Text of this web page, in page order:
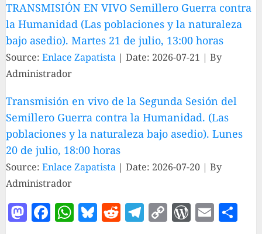
TRANSMISIÓN EN VIVO Semillero Guerra contra
la Humanidad (Las poblaciones y la naturaleza
bajo asedio). Martes 21 de julio, 13:00 horas
Source: Enlace Zapatista Date: 2026-07-21
By
Administrador
Transmisión en vivo de la Segunda Sesión del
Semillero Guerra contra la Humanidad. (Las
poblaciones y la naturaleza bajo asedio). Lunes
20 de julio, 18:00 horas
Source: Enlace Zapatista Date: 2026-07-20
By
Administrador
Mastodon
Facebook
WhatsApp
Bluesky
RedditTelegram
Copy Email